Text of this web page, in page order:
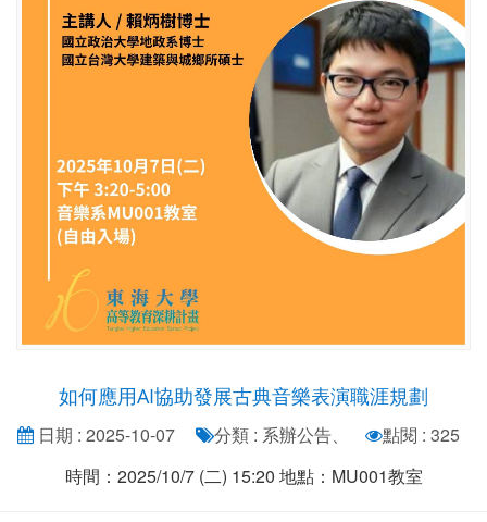
如何應用AI協助發展古典音樂表演職涯規劃
日期 : 2025-10-07 分類 : 系辦公告、
點閱 : 325
時間：2025/10/7 (二) 15:20 地點：MU001教室